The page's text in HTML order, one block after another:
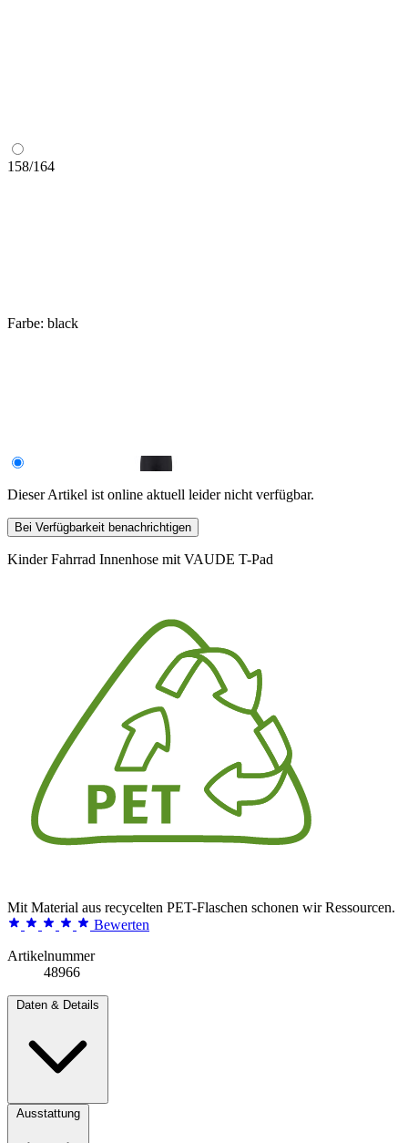
158/164
Farbe: black
Dieser Artikel ist online aktuell leider nicht verfügbar.
Bei Verfügbarkeit benachrichtigen
Kinder Fahrrad Innenhose mit VAUDE T-Pad
Mit Material aus recycelten PET-Flaschen schonen wir Ressourcen.
Bewerten
Artikelnummer
48966
Daten & Details
Ausstattung